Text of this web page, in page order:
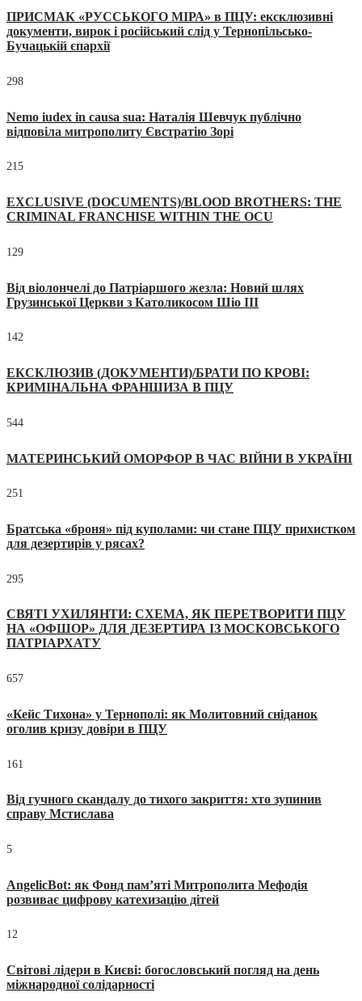
ПРИСМАК «РУССЬКОГО МІРА» в ПЦУ: ексклюзивні
документи, вирок і російський слід у Тернопільсько-
Бучацькій єпархії
298
Nemo iudex in causa sua: Наталія Шевчук публічно
відповіла митрополиту Євстратію Зорі
215
EXCLUSIVE (DOCUMENTS)/BLOOD BROTHERS: THE
CRIMINAL FRANCHISE WITHIN THE OCU
129
Від віолончелі до Патріаршого жезла: Новий шлях
Грузинської Церкви з Католикосом Шіо III
142
ЕКСКЛЮЗИВ (ДОКУМЕНТИ)/БРАТИ ПО КРОВІ:
КРИМІНАЛЬНА ФРАНШИЗА В ПЦУ
544
МАТЕРИНСЬКИЙ ОМОРФОР В ЧАС ВІЙНИ В УКРАЇНІ
251
Братська «броня» під куполами: чи стане ПЦУ прихистком
для дезертирів у рясах?
295
СВЯТІ УХИЛЯНТИ: СХЕМА, ЯК ПЕРЕТВОРИТИ ПЦУ
НА «ОФШОР» ДЛЯ ДЕЗЕРТИРА ІЗ МОСКОВСЬКОГО
ПАТРІАРХАТУ
657
«Кейс Тихона» у Тернополі: як Молитовний сніданок
оголив кризу довіри в ПЦУ
161
Від гучного скандалу до тихого закриття: хто зупинив
справу Мстислава
5
AngelicBot: як Фонд пам’яті Митрополита Мефодія
розвиває цифрову катехизацію дітей
12
Світові лідери в Києві: богословський погляд на день
міжнародної солідарності